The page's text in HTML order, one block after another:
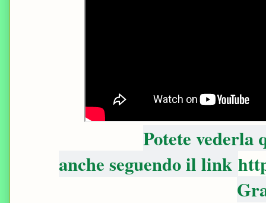
Potete vederla
anche seguendo il link